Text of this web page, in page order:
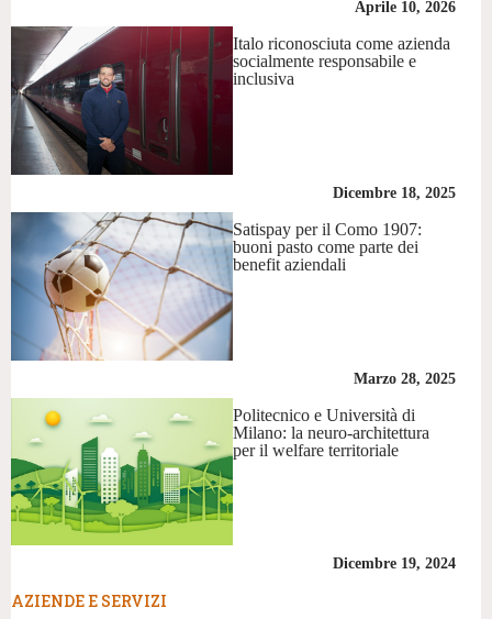
Aprile 10, 2026
Italo riconosciuta come azienda
socialmente responsabile e
inclusiva
Dicembre 18, 2025
Satispay per il Como 1907:
buoni pasto come parte dei
benefit aziendali
Marzo 28, 2025
Politecnico e Università di
Milano: la neuro-architettura
per il welfare territoriale
Dicembre 19, 2024
AZIENDE E SERVIZI